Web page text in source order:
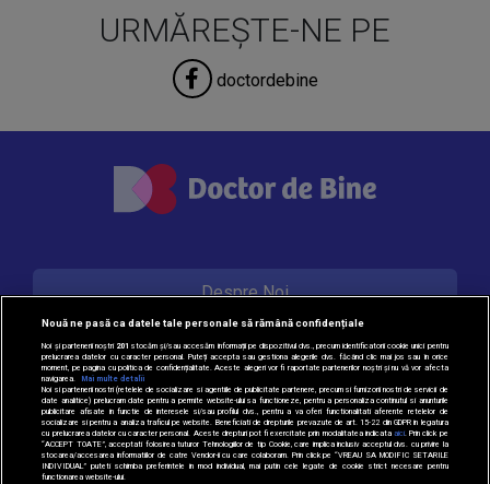
URMĂREȘTE-NE PE
doctordebine
Despre Noi
Contact
Politica de cookie
Nouă ne pasă ca datele tale personale să rămână confidențiale
Noi și partenerii noștri 201 stocăm și/sau accesăm informații pe dispozitivul dvs., precum identificatorii cookie unici pentru
prelucrarea datelor cu caracter personal. Puteți accepta sau gestiona alegerile dvs. făcând clic mai jos sau în orice
moment, pe pagina cu politica de confidențialitate. Aceste alegeri vor fi raportate partenerilor noștri și nu vă vor afecta
navigarea.
Mai multe detalii
Noi si partenerii nostri (retelele de socializare si agentiile de publicitate partenere, precum si furnizorii nostri de servicii de
date analitice) prelucram date pentru a permite website-ului sa functioneze, pentru a personaliza continutul si anunturile
publicitare afisate in functie de interesele si/sau profilul dvs., pentru a va oferi functionalitati aferente retelelor de
socializare si pentru a analiza traficul pe website. Beneficiati de drepturile prevazute de art. 15-22 din GDPR in legatura
cu prelucrarea datelor cu caracter personal. Aceste drepturi pot fi exercitate prin modalitatea indicataaici . Prin click pe
“ACCEPT TOATE”, acceptati folosirea tuturor Tehnologiilor de tip Cookie, care implica inclusiv acceptul dvs. cu privire la
stocarea/accesarea informatiilor de catre Vendor-ii cu care colaboram. Prin click pe “VREAU SA MODIFIC SETARILE
INDIVIDUAL” puteti schimba preferintele in mod individual, mai putin cele legate de cookie strict necesare pentru
functionarea website-ului.